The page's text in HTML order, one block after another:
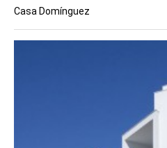
Casa Domínguez